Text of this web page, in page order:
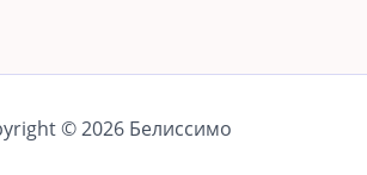
© 2026 Белиссимо